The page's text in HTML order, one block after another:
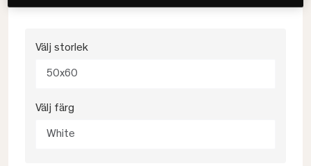
Välj storlek
50x60
Välj färg
White